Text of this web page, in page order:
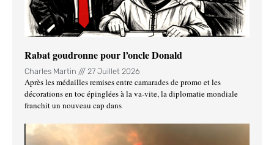
Rabat goudronne pour l’oncle Donald
Charles Martin 27 Juillet 2026
Après les médailles remises entre camarades de promo et les
décorations en toc épinglées à la va-vite, la diplomatie mondiale
franchit un nouveau cap dans